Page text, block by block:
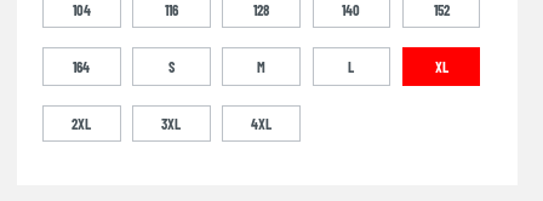
104 116 128 140 152
164 S M L XL
2XL 3XL 4XL